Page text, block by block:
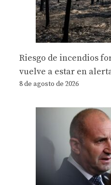
Riesgo de incendios
vuelve a estar en
8 de agosto de 2026